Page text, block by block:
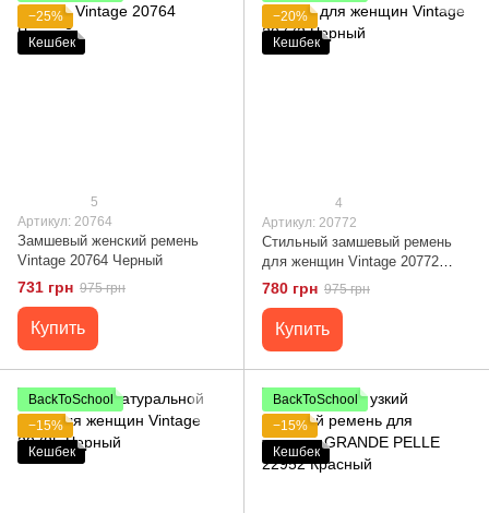
−25%
Кешбек
5
Артикул: 20764
Замшевый женский ремень
Vintage 20764 Черный
731 грн 975 грн
Купить
−20%
Кешбек
4
Артикул: 20772
Стильный замшевый ремень
для женщин Vintage 20772
Черный
780 грн 975 грн
Купить
BackToSchool
−15%
Кешбек
BackToSchool
−15%
Кешбек